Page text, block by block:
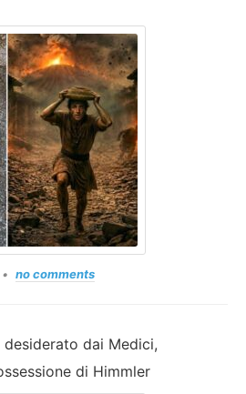
no comments
dai Medici,
di Himmler